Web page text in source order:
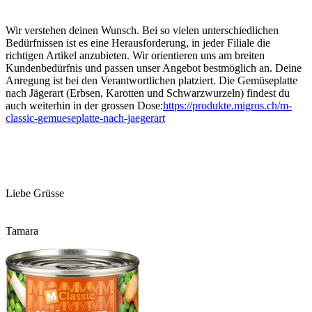
Wir verstehen deinen Wunsch. Bei so vielen unterschiedlichen
Bedürfnissen ist es eine Herausforderung, in jeder Filiale die
richtigen Artikel anzubieten. Wir orientieren uns am breiten
Kundenbedürfnis und passen unser Angebot bestmöglich an. Deine
Anregung ist bei den Verantwortlichen platziert. Die Gemüseplatte
nach Jägerart (Erbsen, Karotten und Schwarzwurzeln) findest du
auch weiterhin in der grossen Dose:https://produkte.migros.ch/m-
classic-gemueseplatte-nach-jaegerart
Liebe Grüsse
Tamara